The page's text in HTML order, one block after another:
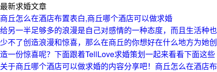
最新求婚文章
商丘怎么在酒店布置表白,商丘哪个酒店可以做求婚
给另一半足够多的浪漫是自己对感情的一种态度，而且生活种也
少不了创造浪漫和惊喜，那么在商丘的你想好在什么地方为她创
造一份惊喜呢？下面跟着TellLove求婚策划一起来看看下面这些
关于商丘哪个酒店可以做求婚的内容分享吧！商丘怎么在酒店布